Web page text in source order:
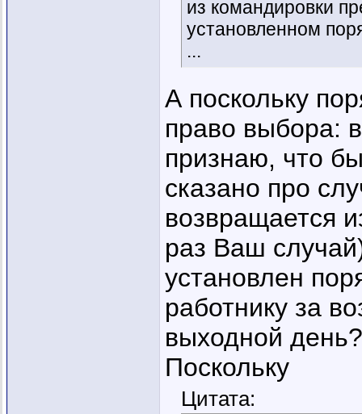
из командировки
установленном
...
А поскольку
право выбора:
признаю, что
сказано про
возвращается
раз Ваш
установлен
работнику за
выходной день?
Поскольку
Цитата: